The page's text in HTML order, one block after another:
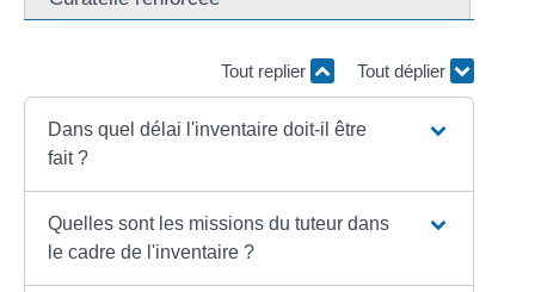
Tout replier Tout déplier
Dans quel délai l'inventaire doit-il être
fait ?
Quelles sont les missions du tuteur dans
le cadre de l'inventaire ?